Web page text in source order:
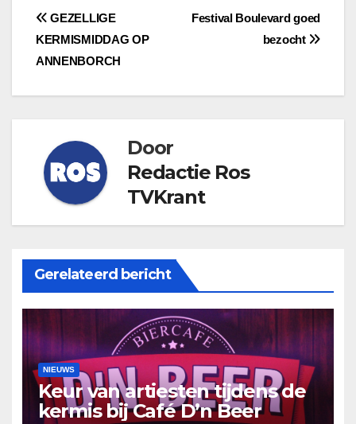
Bericht
navigatie
Festival Boulevard goed
bezocht
GEZELLIGE
KERMISMIDDAG OP
ANNENBORCH
Door
Redactie Ros
TVKrant
Gerelateerd bericht
NIEUWS
Keur van artiesten tijdens de
kermis bij Café D’n Beer